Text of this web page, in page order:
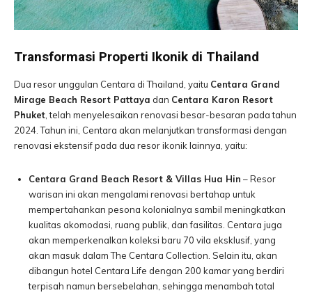
Transformasi Properti Ikonik di Thailand
Dua resor unggulan Centara di Thailand, yaitu Centara Grand
Mirage Beach Resort Pattaya dan Centara Karon Resort
Phuket, telah menyelesaikan renovasi besar-besaran pada tahun
2024. Tahun ini, Centara akan melanjutkan transformasi dengan
renovasi ekstensif pada dua resor ikonik lainnya, yaitu:
Centara Grand Beach Resort & Villas Hua Hin – Resor
warisan ini akan mengalami renovasi bertahap untuk
mempertahankan pesona kolonialnya sambil meningkatkan
kualitas akomodasi, ruang publik, dan fasilitas. Centara juga
akan memperkenalkan koleksi baru 70 vila eksklusif, yang
akan masuk dalam The Centara Collection. Selain itu, akan
dibangun hotel Centara Life dengan 200 kamar yang berdiri
terpisah namun bersebelahan, sehingga menambah total